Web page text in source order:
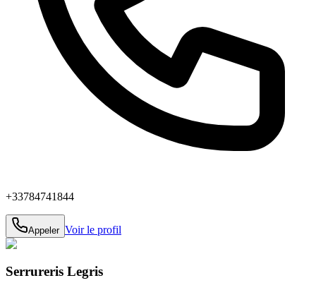
+33784741844
Appeler Voir le profil
Serrureris Legris